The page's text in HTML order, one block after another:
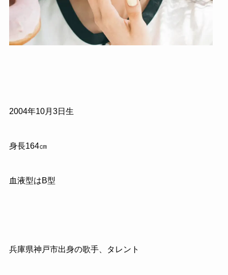
2004年10月3日生
身長164㎝
血液型はB型
兵庫県神戸市出身の歌手、タレント